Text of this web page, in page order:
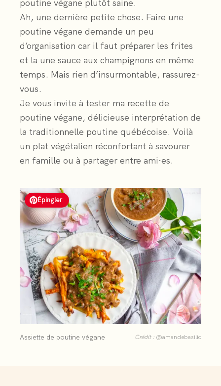
poutine végane plutôt saine.
Ah, une dernière petite chose. Faire une
poutine végane demande un peu
d’organisation car il faut préparer les frites
et la une sauce aux champignons en même
temps. Mais rien d’insurmontable, rassurez-
vous.
Je vous invite à tester ma recette de
poutine végane, délicieuse interprétation de
la traditionnelle poutine québécoise. Voilà
un plat végétalien réconfortant à savourer
en famille ou à partager entre ami·es.
Épingler
Assiette de poutine végane Crédit : @amandebasilic